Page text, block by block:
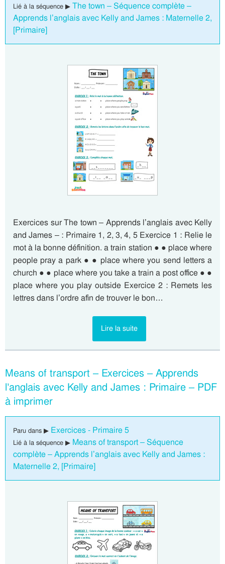
Lié à la séquence ▶ The town – Séquence complète –
Apprends l’anglais avec Kelly and James : Maternelle 2,
[Primaire]
Exercices sur The town – Apprends l’anglais avec Kelly
and James – : Primaire 1, 2, 3, 4, 5 Exercice 1 : Relie le
mot à la bonne définition. a train station ● ● place where
people pray a park ● ● place where you send letters a
church ● ● place where you take a train a post office ● ●
place where you play outside Exercice 2 : Remets les
lettres dans l’ordre afin de trouver le bon…
Lire la suite
Means of transport – Exercices – Apprends
l’anglais avec Kelly and James : Primaire – PDF
à imprimer
Paru dans ▶ Exercices - Primaire 5
Lié à la séquence ▶ Means of transport – Séquence
complète – Apprends l’anglais avec Kelly and James :
Maternelle 2, [Primaire]